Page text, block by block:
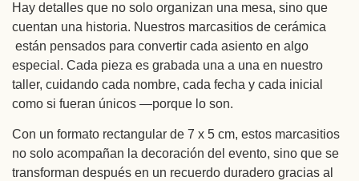
Hay detalles que no solo organizan una mesa, sino que
cuentan una historia. Nuestros marcasitios de cerámica
están pensados para convertir cada asiento en algo
especial. Cada pieza es grabada una a una en nuestro
taller, cuidando cada nombre, cada fecha y cada inicial
como si fueran únicos —porque lo son.
Con un formato rectangular de 7 x 5 cm, estos marcasitios
no solo acompañan la decoración del evento, sino que se
transforman después en un recuerdo duradero gracias al